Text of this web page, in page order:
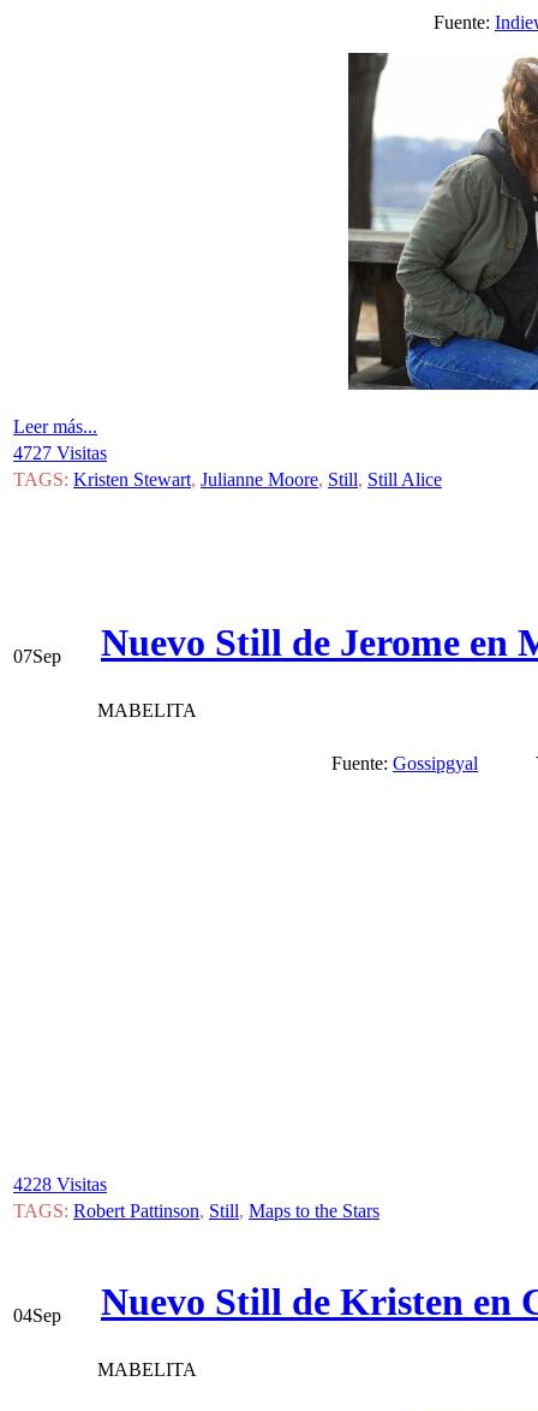
Fuente:
Leer más...
4727 Visitas
TAGS: Kristen Stewart, Julianne Moore, Still, Still Alice
07Sep Nuevo Still de Jerome en
MABELITA
Fuente: Gossipgyal
4228 Visitas
TAGS: Robert Pattinson, Still, Maps to the Stars
04Sep Nuevo Still de Kristen en
MABELITA